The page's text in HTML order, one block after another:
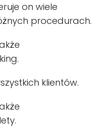
on wiele
procedurach.
klientów.